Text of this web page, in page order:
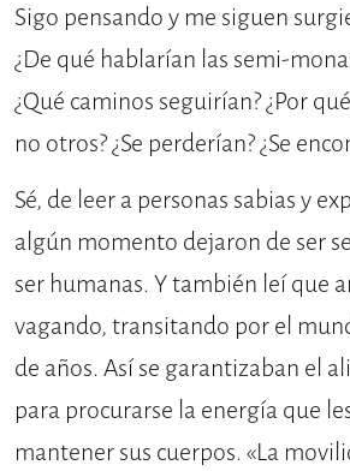
Sigo pensando y me siguen
¿De qué hablarían las semi-
¿Qué caminos seguirían? ¿Por
no otros? ¿Se perderían? ¿Se
Sé, de leer a personas sabias y
algún momento dejaron de ser
ser humanas. Y también leí que
vagando, transitando por el
de años. Así se garantizaban el
para procurarse la energía que
mantener sus cuerpos. «La